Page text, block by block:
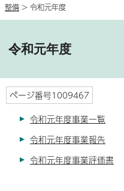
整備 > 令和元年度
令和元年度
ページ番号1009467
令和元年度事業一覧
令和元年度事業報告
令和元年度事業評価書